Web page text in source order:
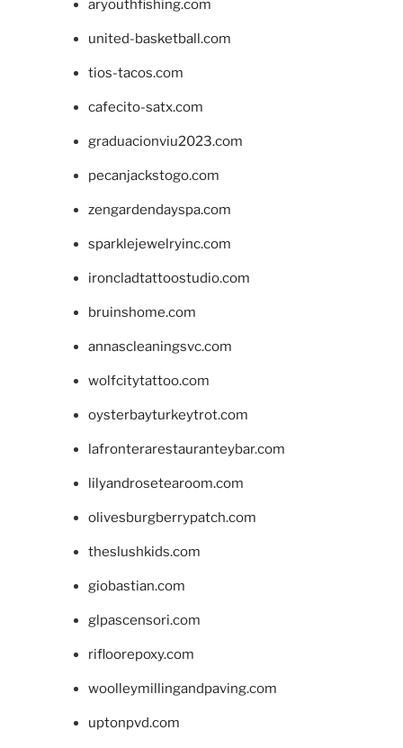
aryouthfishing.com
united-basketball.com
tios-tacos.com
cafecito-satx.com
graduacionviu2023.com
pecanjackstogo.com
zengardendayspa.com
sparklejewelryinc.com
ironcladtattoostudio.com
bruinshome.com
annascleaningsvc.com
wolfcitytattoo.com
oysterbayturkeytrot.com
lafronterarestauranteybar.com
lilyandrosetearoom.com
olivesburgberrypatch.com
theslushkids.com
giobastian.com
glpascensori.com
rifloorepoxy.com
woolleymillingandpaving.com
uptonpvd.com